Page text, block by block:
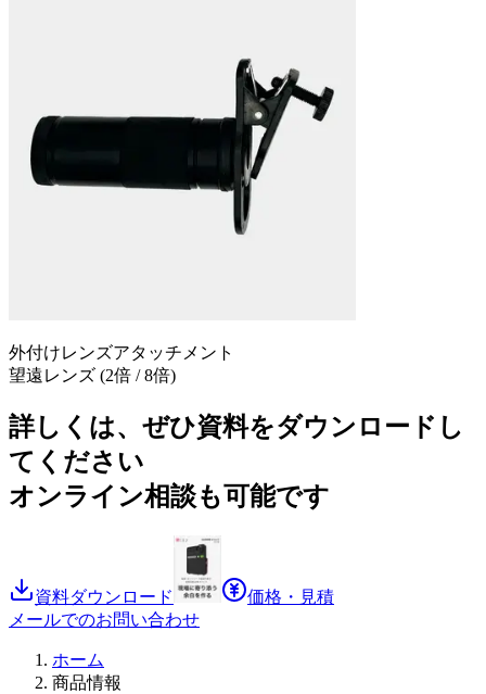
外付けレンズアタッチメント
望遠レンズ (2倍 / 8倍)
詳しくは、ぜひ資料をダウンロードし
てください
オンライン相談も可能です
資料ダウンロード
価格・見積
メールでのお問い合わせ
ホーム
商品情報